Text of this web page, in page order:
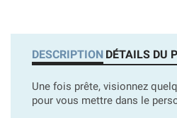
DESCRIPTION DÉTAILS DU
Une fois prête, visionnez
pour vous mettre dans le